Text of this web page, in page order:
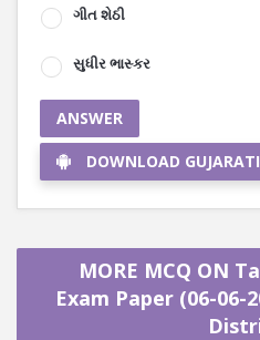
ગીત શેઠી
સુધીર ભાસ્કર
ANSWER
DOWNLOAD
MORE MCQ ON
Exam Paper (06-06-